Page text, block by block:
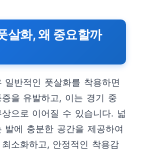
살화, 왜 중요할까
일반적인 풋살화를 착용하면
을 유발하고, 이는 경기 중
으로 이어질 수 있습니다. 넓
발에 충분한 공간을 제공하여
소화하고, 안정적인 착용감